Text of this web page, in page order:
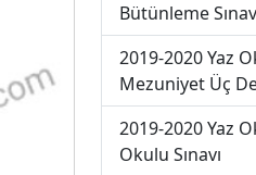
Bütünleme
2019-2020 Yaz
Mezuniyet Üç
2019-2020 Yaz
Okulu Sınavı